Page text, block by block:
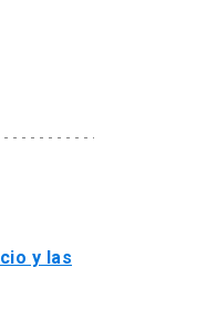
y las